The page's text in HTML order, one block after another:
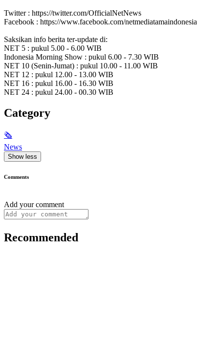
Twitter : https://twitter.com/OfficialNetNews
Facebook : https://www.facebook.com/netmediatamaindonesia
Saksikan info berita ter-update di:
NET 5 : pukul 5.00 - 6.00 WIB
Indonesia Morning Show : pukul 6.00 - 7.30 WIB
NET 10 (Senin-Jumat) : pukul 10.00 - 11.00 WIB
NET 12 : pukul 12.00 - 13.00 WIB
NET 16 : pukul 16.00 - 16.30 WIB
NET 24 : pukul 24.00 - 00.30 WIB
Category
🗞
News
Show less
Comments
Add your comment
Recommended